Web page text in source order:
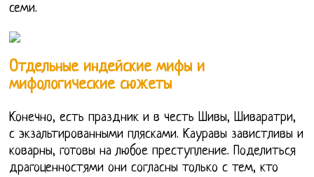
семи.
Отдельные индейские мифы и
мифологические сюжеты
Конечно, есть праздник и в честь Шивы, Шиваратри,
с экзальтированными плясками. Кауравы завистливы и
коварны, готовы на любое преступление. Поделиться
драгоценностями они согласны только с тем, кто